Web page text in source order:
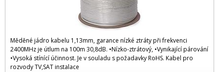
Měděné jádro kabelu 1,13mm, garance nízké ztráty při frekvenci
2400MHz je útlum na 100m 30,8dB. •Nízko-ztrátový, •Vynikající párování
•Vysoká stínící účinnost. Je v souladu s požadavky RoHS. Kabel pro
rozvody TV,SAT instalace